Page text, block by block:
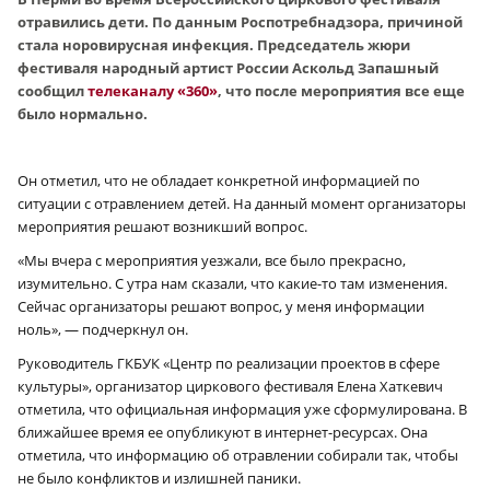
отравились дети. По данным Роспотребнадзора, причиной
стала норовирусная инфекция. Председатель жюри
фестиваля народный артист России Аскольд Запашный
сообщилтелеканалу «360», что после мероприятия все еще
было нормально.
Он отметил, что не обладает конкретной информацией по
ситуации с отравлением детей. На данный момент организаторы
мероприятия решают возникший вопрос.
«Мы вчера с мероприятия уезжали, все было прекрасно,
изумительно. С утра нам сказали, что какие-то там изменения.
Сейчас организаторы решают вопрос, у меня информации
ноль», — подчеркнул он.
Руководитель ГКБУК «Центр по реализации проектов в сфере
культуры», организатор циркового фестиваля Елена Хаткевич
отметила, что официальная информация уже сформулирована. В
ближайшее время ее опубликуют в интернет-ресурсах. Она
отметила, что информацию об отравлении собирали так, чтобы
не было конфликтов и излишней паники.